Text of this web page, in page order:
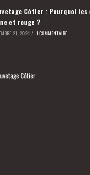
Côtier : Pourquoi les
et rouge ?
21, 2024 / 1 COMMENTAIRE
Côtier